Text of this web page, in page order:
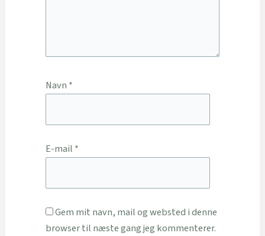
Navn *
E-mail *
Gem mit navn, mail og websted i denne
browser til næste gang jeg kommenterer.